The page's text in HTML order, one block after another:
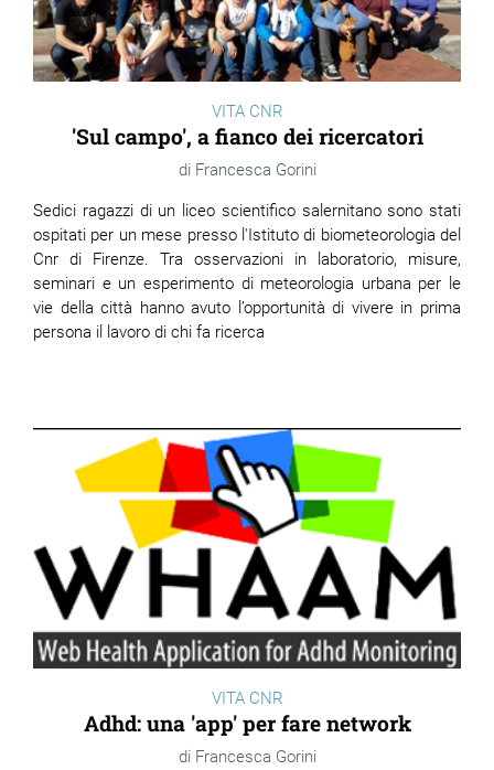
VITA CNR
'Sul campo', a fianco dei ricercatori
Francesca Gorini
Sedici ragazzi di un liceo scientifico salernitano sono stati
ospitati per un mese presso l'Istituto di biometeorologia del
Cnr di Firenze. Tra osservazioni in laboratorio, misure,
seminari e un esperimento di meteorologia urbana per le
vie della città hanno avuto l’opportunità di vivere in prima
persona il lavoro di chi fa ricerca
VITA CNR
Adhd: una 'app' per fare network
Francesca Gorini